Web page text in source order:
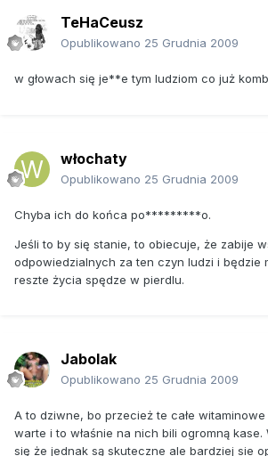
zdrowia i fundamentalnych praw
sposobu leczenia. - Te działania są
ograniczeń. Proces ten jest wspierany
opinię publiczną na przyszłe wycofanie
rynku - podkreślają przedstawiciele
pozarządowej Alliance for Natural Health
Komisję Kodeksu Żywnościowego
Wyżywienia i Rolnictwa przy ONZ (FAO),
bezpieczną żywność i dbała o uczciwy
tym, że zbyt duży wpływ na prace Komisji
naczyniowych, przedstawiciele przemysłu
farmaceutycznego stanowią dziś połowę
w 1994 roku powstała Światowa
a globalizacja handlu dała koncernom
zysków. Pociągnęło to za sobą wymóg
TeHaCeusz
Opublikowano 25 Grudnia 2009
w głowach się je**e tym ludziom co już
włochaty
Opublikowano 25 Grudnia 2009
Chyba ich do końca po*********o.
Jeśli to by się stanie, to obiecuje, że zabije
odpowiedzialnych za ten czyn ludzi i będzie
reszte życia spędze w pierdlu.
Jabolak
Opublikowano 25 Grudnia 2009
A to dziwne, bo przecież te całe
warte i to właśnie na nich bili ogromną kase.
się że jednak są skuteczne ale bardziej sie